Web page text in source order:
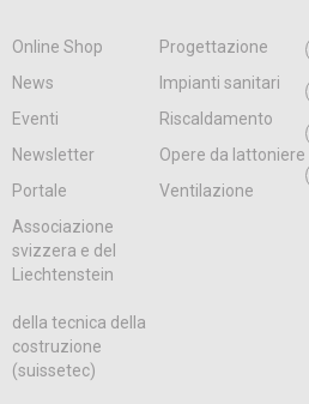
Online Shop
Progettazione
News
Impianti sanitari
Eventi
Riscaldamento
Newsletter
Opere da lattoniere
Portale
Ventilazione
Associazione
svizzera e del
Liechtenstein
della tecnica della
costruzione
(suissetec)